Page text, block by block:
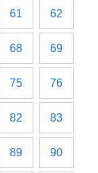
61 62
68 69
75 76
82 83
89 90